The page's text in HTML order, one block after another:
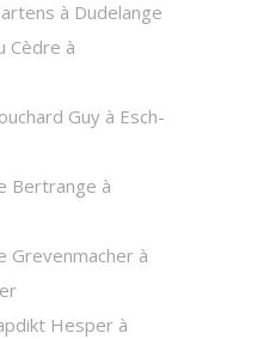
à Dudelange
Cèdre à
Guy à Esch-
Bertrange à
Grevenmacher à
Hesper à